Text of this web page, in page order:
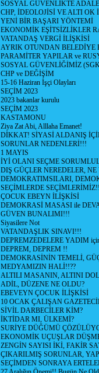
SOSYAL GÜVENLİKTE
CHP, İDEOLOJİSİ VE ALTI OK
YENİ BİR BAŞARI YÖNTEMİ
EKONOMİK EŞİTSİZLİKLER
VATANDAŞ VERGİ İLİŞKİSİ
AYRIK OTUNDAN
PARAMİTER YAPILAR ve
SOSYAL GÜVENLİĞİMİZ
CHP ve DEĞİŞİM
15-16 Haziran İşçi Olayları
SEÇİM 2023
2023 bakanlar kurulu
SEÇİM 2023
KASTAMONU
Ziya Zat Abi, Alllaha Emanet!
DİKKAT! SİYASİ ALDANIŞ
SORUNLAR NEDENLERİ!!!
1 MAYIS
İYİ OLANI SEÇME
DIŞ GÜÇLER NEREDELER,
DEMOKRATIMSILARI,
SEÇİMLERDE
ÇOCUK EBEYN İLİŞKİSİ
DEMOKRASİ MASASI ile
GÜVEN BUNALIMI!!!
Siyasilere Not
VATANDAŞLIK SINAVI!!!
DEPREMZEDELERE YADIM
DEPREM, DEPREM !!
DEMOKRASİNİN TEMELİ,
MEDYAMIZIN HALİ!!??
ALTILI MASANIN, ALTINI
ADİL, DÜZENE NE OLDU?
EBEVEYN ÇOCUK İLİŞKİSİ
10 OCAK ÇALIŞAN
SİVİL DARBECİLER KİM?
İKTİDAR MI, ÜLKEMİ?
SURİYE DÜĞÜMÜ
EKONOMİK UÇUŞLAR
ZENGİN SAYISI İKİ, FAKİR
ÇIKARILMIŞ SORUNLAR,
SEÇİMDEN SONRAYA